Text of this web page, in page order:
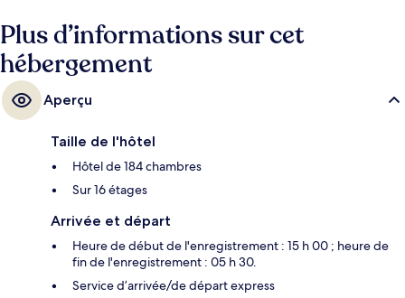
Station de métro Bay-Enterprise Square, à 7 min.
Plus d’informations sur cet
hébergement
Aperçu
Taille de l'hôtel
Hôtel de 184 chambres
Sur 16 étages
Arrivée et départ
Heure de début de l'enregistrement : 15 h 00 ; heure de
fin de l'enregistrement : 05 h 30.
Service d’arrivée/de départ express